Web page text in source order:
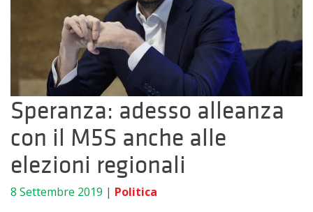
Speranza: adesso alleanza
con il M5S anche alle
elezioni regionali
8 Settembre 2019 | Politica